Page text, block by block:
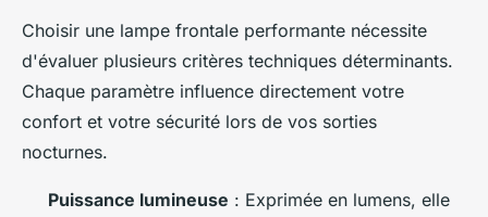
Choisir une lampe frontale performante nécessite
d'évaluer plusieurs critères techniques déterminants.
Chaque paramètre influence directement votre
confort et votre sécurité lors de vos sorties
nocturnes.
Puissance lumineuse : Exprimée en lumens, elle